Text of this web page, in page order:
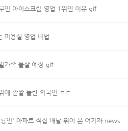
인 아이스크림 영업 1위인 이유.gif
미용실 영업 비법
가족 몰살 예정.gif
에 깜짤 놀란 외국인 ㄷㄷ
인' 아파트 직접 배달 뛰어 본 여기자.news